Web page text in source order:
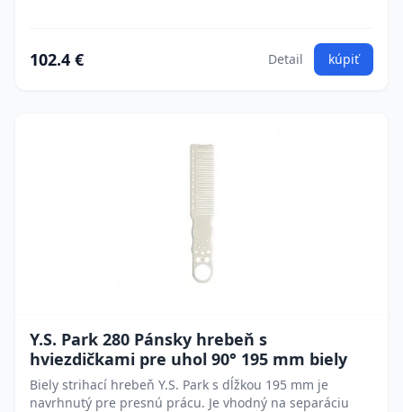
102.4 € Detail kúpiť
Y.S. Park 280 Pánsky hrebeň s
hviezdičkami pre uhol 90° 195 mm biely
Biely strihací hrebeň Y.S. Park s dĺžkou 195 mm je
navrhnutý pre presnú prácu. Je vhodný na separáciu